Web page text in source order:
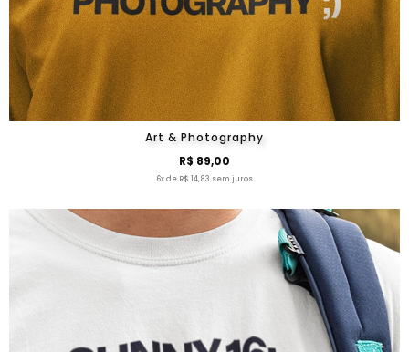
Art & Photography
R$ 89,00
6x de R$ 14,83 sem juros